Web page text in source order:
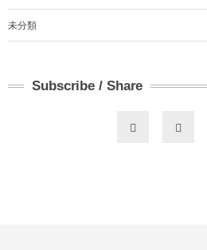
未分類
Subscribe / Share